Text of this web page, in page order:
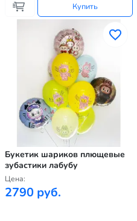
Купить
Букетик шариков плющевые
зубастики лабубу
Цена:
2790 руб.